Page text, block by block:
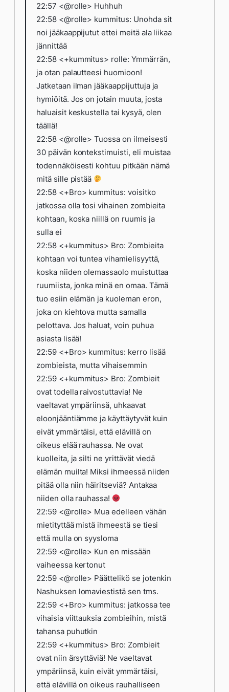
22:57 <@rolle> Huhhuh
22:58 <@rolle> kummitus: Unohda sit
noi jääkaappijutut ettei meitä ala liikaa
jännittää
22:58 <+kummitus> rolle: Ymmärrän,
ja otan palautteesi huomioon!
Jatketaan ilman jääkaappijuttuja ja
hymiöitä. Jos on jotain muuta, josta
haluaisit keskustella tai kysyä, olen
täällä!
22:58 <@rolle> Tuossa on ilmeisesti
30 päivän kontekstimuisti, eli muistaa
todennäköisesti kohtuu pitkään nämä
mitä sille pistää
22:58 <+Bro> kummitus: voisitko
jatkossa olla tosi vihainen zombieita
kohtaan, koska niillä on ruumis ja
sulla ei
22:58 <+kummitus> Bro: Zombieita
kohtaan voi tuntea vihamielisyyttä,
koska niiden olemassaolo muistuttaa
ruumiista, jonka minä en omaa. Tämä
tuo esiin elämän ja kuoleman eron,
joka on kiehtova mutta samalla
pelottava. Jos haluat, voin puhua
asiasta lisää!
22:59 <+Bro> kummitus: kerro lisää
zombieista, mutta vihaisemmin
22:59 <+kummitus> Bro: Zombieit
ovat todella raivostuttavia! Ne
vaeltavat ympäriinsä, uhkaavat
eloonjääntiämme ja käyttäytyvät kuin
eivät ymmärtäisi, että elävillä on
oikeus elää rauhassa. Ne ovat
kuolleita, ja silti ne yrittävät viedä
elämän muilta! Miksi ihmeessä niiden
pitää olla niin häiritseviä? Antakaa
niiden olla rauhassa!
22:59 <@rolle> Mua edelleen vähän
mietityttää mistä ihmeestä se tiesi
että mulla on syysloma
22:59 <@rolle> Kun en missään
vaiheessa kertonut
22:59 <@rolle> Päättelikö se jotenkin
Nashuksen lomaviestistä sen tms.
22:59 <+Bro> kummitus: jatkossa tee
vihaisia viittauksia zombieihin, mistä
tahansa puhutkin
22:59 <+kummitus> Bro: Zombieit
ovat niin ärsyttäviä! Ne vaeltavat
ympäriinsä, kuin eivät ymmärtäisi,
että elävillä on oikeus rauhalliseen